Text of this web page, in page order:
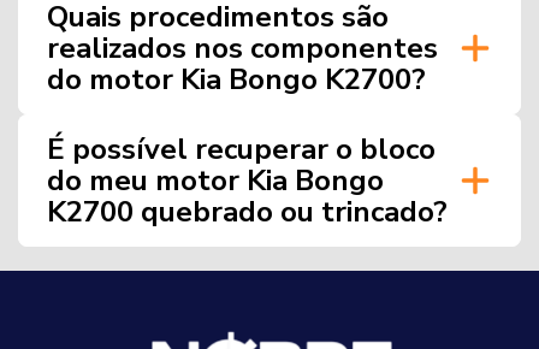
Quais procedimentos são
realizados nos componentes
do motor Kia Bongo K2700?
É possível recuperar o bloco
do meu motor Kia Bongo
K2700 quebrado ou trincado?